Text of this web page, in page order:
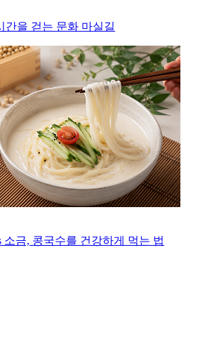
간을 걷는 문화 마실길
소금, 콩국수를 건강하게 먹는 법